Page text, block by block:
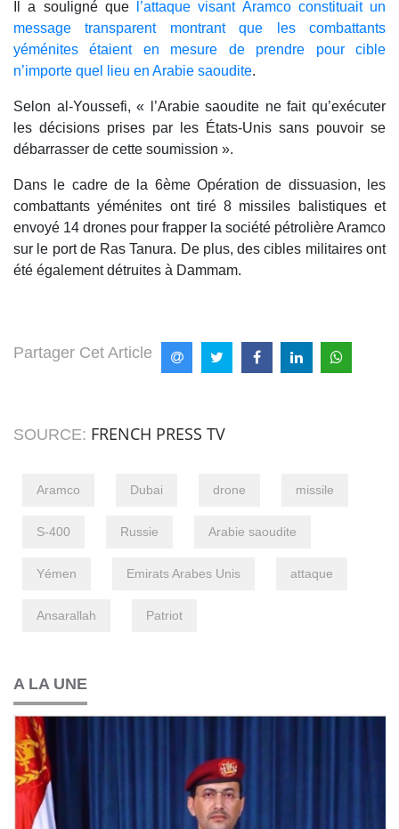
Il a souligné que
l’attaque visant Aramco constituait un
message transparent montrant que les combattants
yéménites étaient en mesure de prendre pour cible
n’importe quel lieu en Arabie saoudite.
Selon al-Youssefi, « l’Arabie saoudite ne fait qu’exécuter
les décisions prises par les États-Unis sans pouvoir se
débarrasser de cette soumission ».
Dans le cadre de la 6ème Opération de dissuasion, les
combattants yéménites ont tiré 8 missiles balistiques et
envoyé 14 drones pour frapper la société pétrolière Aramco
sur le port de Ras Tanura. De plus, des cibles militaires ont
été également détruites à Dammam.
Partager Cet Article
SOURCE: FRENCH PRESS TV
Aramco Dubai drone missile
S-400 Russie Arabie saoudite
Yémen Emirats Arabes Unis attaque
Ansarallah Patriot
A LA UNE